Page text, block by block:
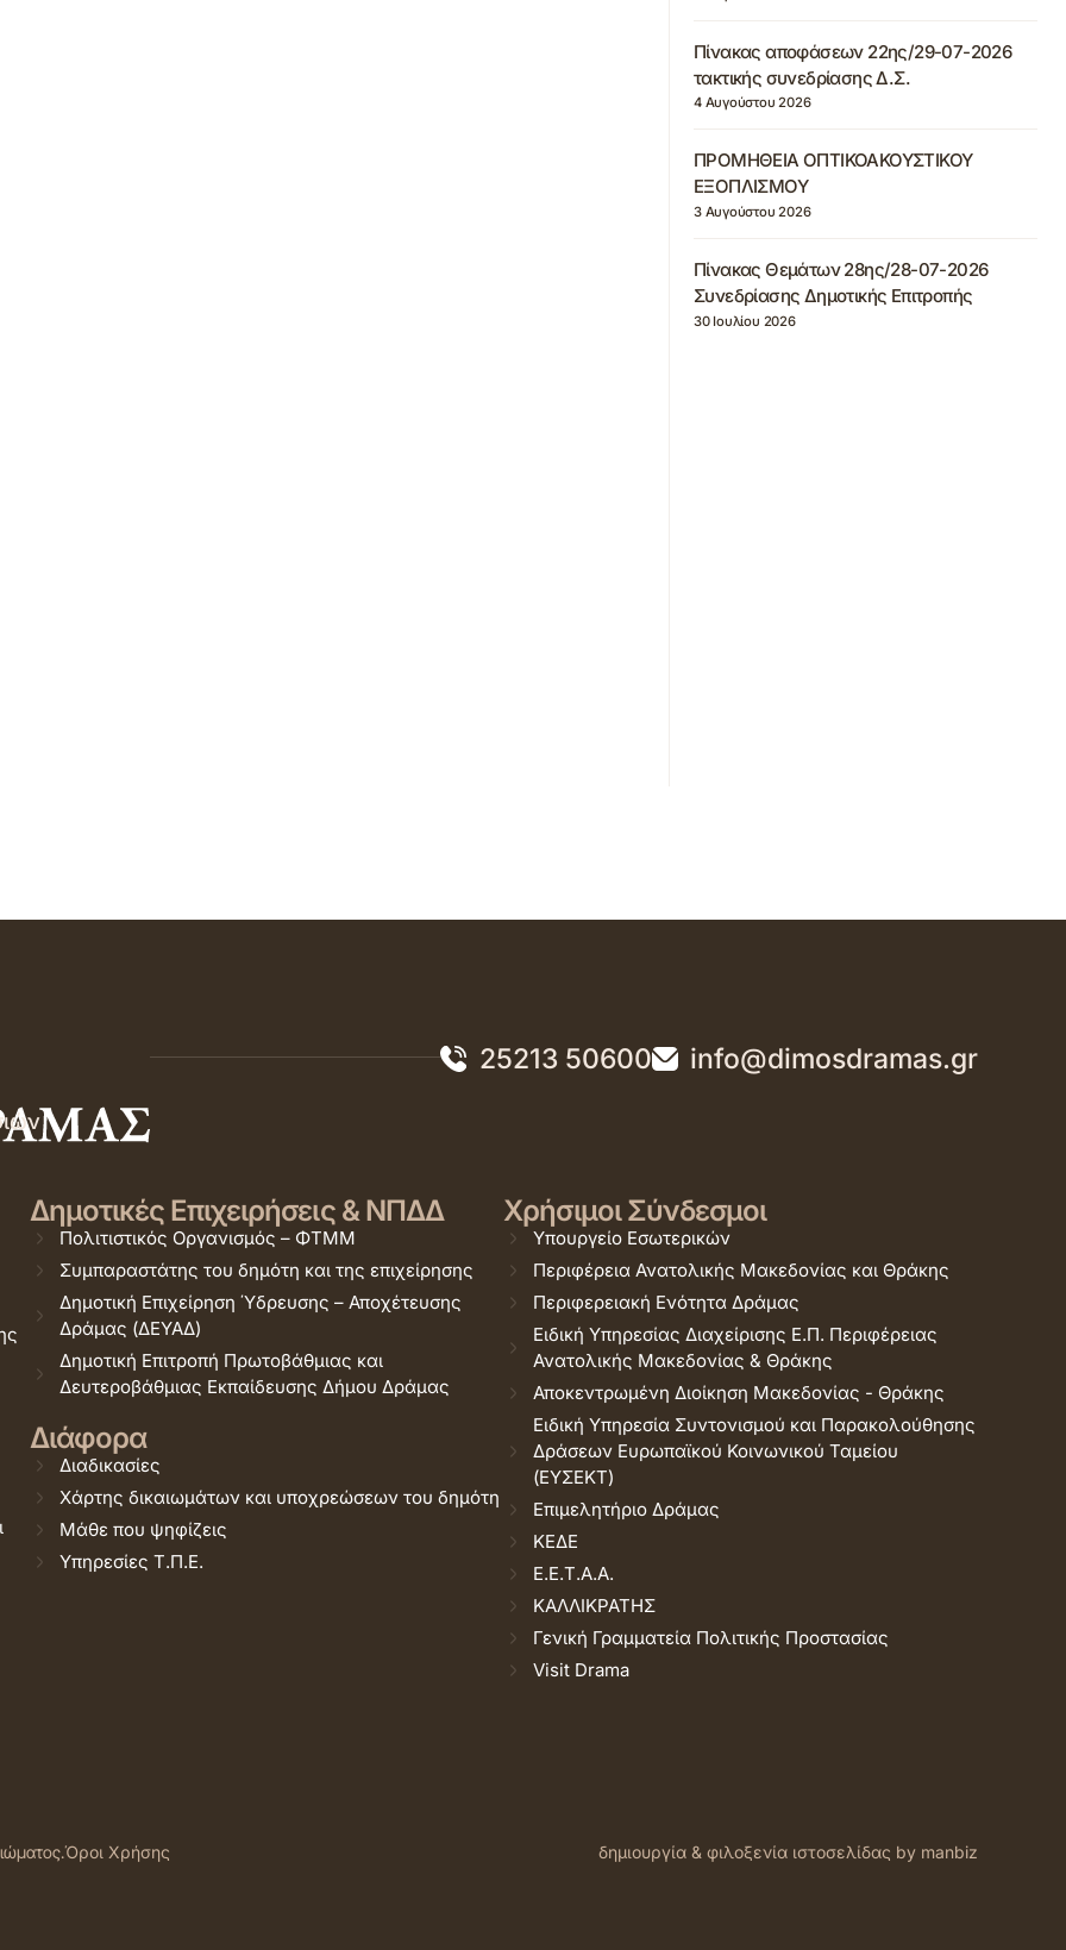
Πίνακας αποφάσεων 22ης/29-07-2026
τακτικής συνεδρίασης Δ.Σ.
4 Αυγούστου 2026
ΠΡΟΜΗΘΕΙΑ ΟΠΤΙΚΟΑΚΟΥΣΤΙΚΟΥ
ΕΞΟΠΛΙΣΜΟΥ
3 Αυγούστου 2026
Πίνακας Θεμάτων 28ης/28-07-2026
Συνεδρίασης Δημοτικής Επιτροπής
30 Ιουλίου 2026
25213 50600 info@dimosdramas.gr
Δημοτικές Επιχειρήσεις & ΝΠΔΔ
Πολιτιστικός Οργανισμός – ΦΤΜΜ
Συμπαραστάτης του δημότη και της επιχείρησης
Δημοτική Επιχείρηση Ύδρευσης – Αποχέτευσης
Δράμας (ΔΕΥΑΔ)
Δημοτική Επιτροπή Πρωτοβάθμιας και
Δευτεροβάθμιας Εκπαίδευσης Δήμου Δράμας
Διάφορα
Διαδικασίες
Χάρτης δικαιωμάτων και υποχρεώσεων του δημότη
Μάθε που ψηφίζεις
Υπηρεσίες Τ.Π.Ε.
Χρήσιμοι Σύνδεσμοι
Υπουργείο Εσωτερικών
Περιφέρεια Ανατολικής Μακεδονίας και Θράκης
Περιφερειακή Ενότητα Δράμας
Ειδική Υπηρεσίας Διαχείρισης Ε.Π. Περιφέρειας
Ανατολικής Μακεδονίας & Θράκης
Αποκεντρωμένη Διοίκηση Μακεδονίας - Θράκης
Ειδική Υπηρεσία Συντονισμού και Παρακολούθησης
Δράσεων Ευρωπαϊκού Κοινωνικού Ταμείου
(ΕΥΣΕΚΤ)
Επιμελητήριο Δράμας
ΚΕΔΕ
Ε.Ε.Τ.Α.Α.
ΚΑΛΛΙΚΡΑΤΗΣ
Γενική Γραμματεία Πολιτικής Προστασίας
Visit Drama
Όροι Χρήσης δημιουργία & φιλοξενία ιστοσελίδας by manbiz